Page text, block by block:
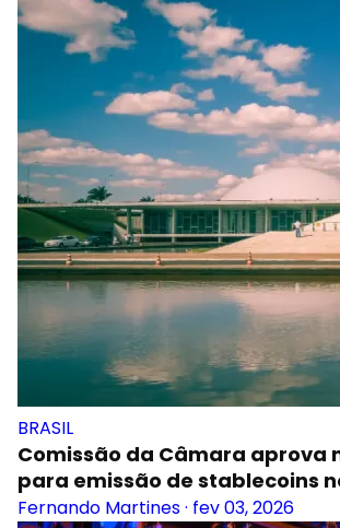
BRASIL
Comissão da Câmara aprova
para emissão de stablecoins
Fernando Martines· fev 03, 2026